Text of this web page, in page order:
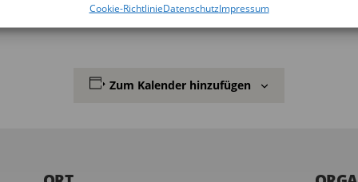
Cookie-RichtlinieDatenschutzImpressum
Zum Kalender hinzufügen